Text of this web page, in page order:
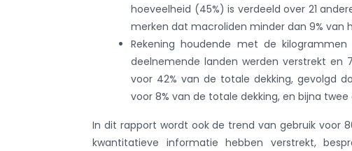
hoeveelheid (45%) is verdeeld over 21
merken dat macroliden minder dan 9% van
Rekening houdende met de
deelnemende landen werden verstrekt en
voor 42% van de totale dekking, gevolgd
voor 8% van de totale dekking, en bijna
In dit rapport wordt ook de trend van gebruik voor
kwantitatieve informatie hebben verstrekt,